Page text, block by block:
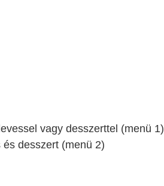
vagy desszerttel (menü 1)
és desszert (menü 2)